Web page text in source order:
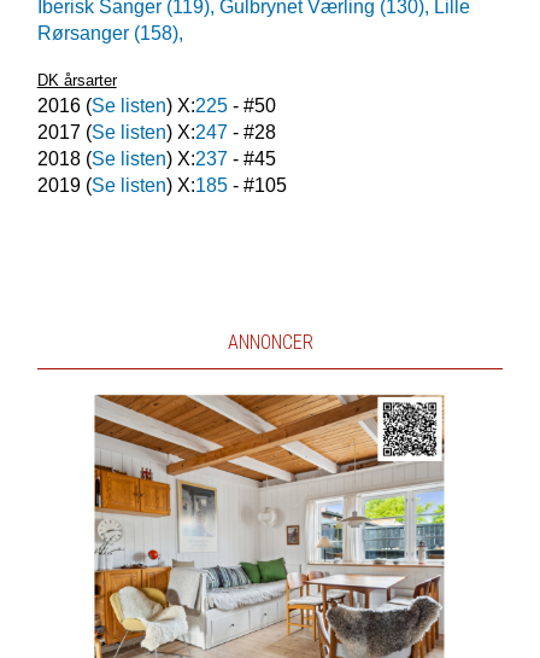
Iberisk Sanger (119), Gulbrynet Værling (130), Lille
Rørsanger (158),
DK årsarter
2016(Se listen) X:225- #50
2017(Se listen) X:247- #28
2018(Se listen) X:237- #45
2019(Se listen) X:185- #105
ANNONCER